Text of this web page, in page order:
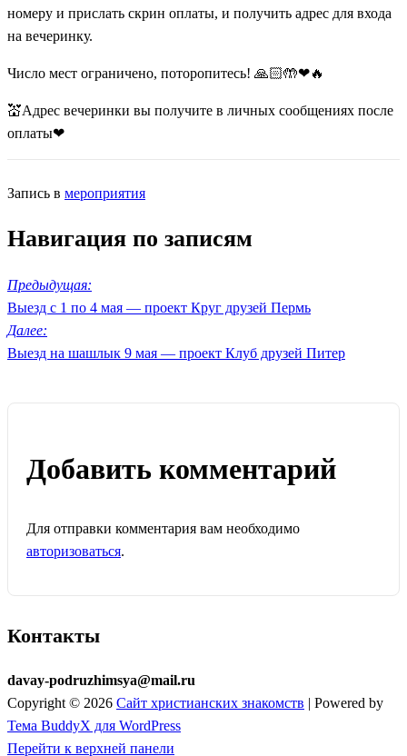
номеру и прислать скрин оплаты, и получить адрес для входа
на вечеринку.
Число мест ограничено, поторопитесь! 🙏🏻🤲❤🔥
💒Адрес вечеринки вы получите в личных сообщениях после
оплаты❤
Запись в мероприятия
Навигация по записям
Предыдущая:
Выезд с 1 по 4 мая — проект Круг друзей Пермь
Далее:
Выезд на шашлык 9 мая — проект Клуб друзей Питер
Добавить комментарий
Для отправки комментария вам необходимо
авторизоваться.
Контакты
davay-podruzhimsya@mail.ru
Copyright © 2026 Сайт христианских знакомств | Powered by
Тема BuddyX для WordPress
Перейти к верхней панели